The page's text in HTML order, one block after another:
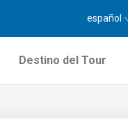
español
Destino del Tour